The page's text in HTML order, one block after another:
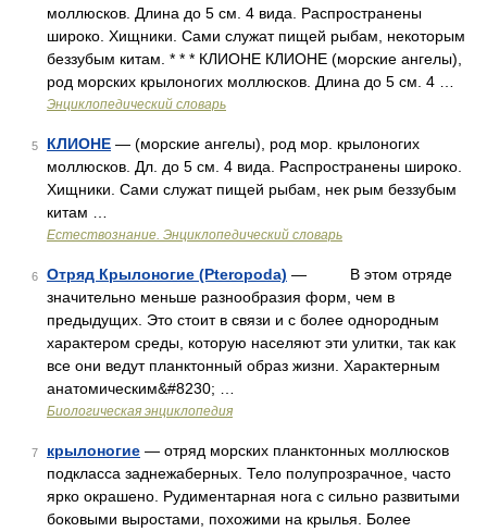
моллюсков. Длина до 5 см. 4 вида. Распространены
широко. Хищники. Сами служат пищей рыбам, некоторым
беззубым китам. * * * КЛИОНЕ КЛИОНЕ (морские ангелы),
род морских крылоногих моллюсков. Длина до 5 см. 4 …
Энциклопедический словарь
5 КЛИОНЕ — (морские ангелы), род мор. крылоногих
моллюсков. Дл. до 5 см. 4 вида. Распространены широко.
Хищники. Сами служат пищей рыбам, нек рым беззубым
китам …
Естествознание. Энциклопедический словарь
6 Отряд Крылоногие (Pteropoda) — В этом отряде
значительно меньше разнообразия форм, чем в
предыдущих. Это стоит в связи и с более однородным
характером среды, которую населяют эти улитки, так как
все они ведут планктонный образ жизни. Характерным
анатомическим&#8230; …
Биологическая энциклопедия
7 крылоногие — отряд морских планктонных моллюсков
подкласса заднежаберных. Тело полупрозрачное, часто
ярко окрашено. Рудиментарная нога с сильно развитыми
боковыми выростами, похожими на крылья. Более